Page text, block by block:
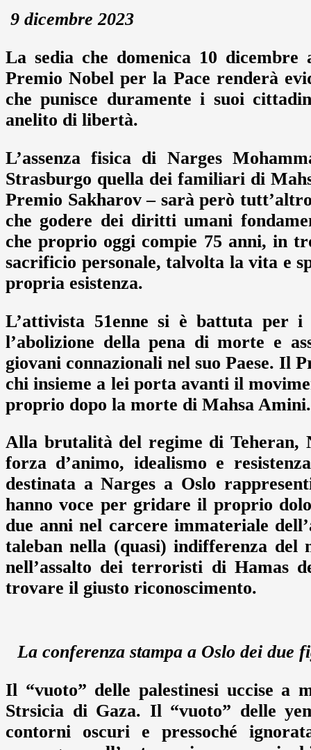
9 dicembre 2023
La sedia che domenica 10
Premio Nobel per la Pace renderà
che punisce duramente i suoi
anelito di libertà.
L’assenza fisica di Narges
Strasburgo quella dei familiari di
Premio Sakharov – sarà però
che godere dei diritti umani
che proprio oggi compie 75 anni, in
sacrificio personale, talvolta la vita e
propria esistenza.
L’attivista 51enne si è battuta per
l’abolizione della pena di morte e
giovani connazionali nel suo Paese. Il
chi insieme a lei porta avanti il
proprio dopo la morte di Mahsa Amini.
Alla brutalità del regime di Teheran,
forza d’animo, idealismo e
destinata a Narges a Oslo
hanno voce per gridare il proprio
due anni nel carcere immateriale
taleban nella (quasi) indifferenza del
nell’assalto dei terroristi di Hamas
trovare il giusto riconoscimento.
La conferenza stampa a Oslo dei due
Il “vuoto” delle palestinesi uccise a
Strsicia di Gaza. Il “vuoto” delle
contorni oscuri e pressoché